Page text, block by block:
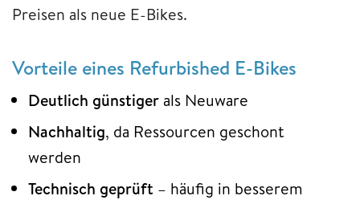
Preisen als neue E-Bikes.
Vorteile eines Refurbished E-Bikes
Deutlich günstiger als Neuware
Nachhaltig, da Ressourcen geschont
werden
Technisch geprüft – häufig in besserem